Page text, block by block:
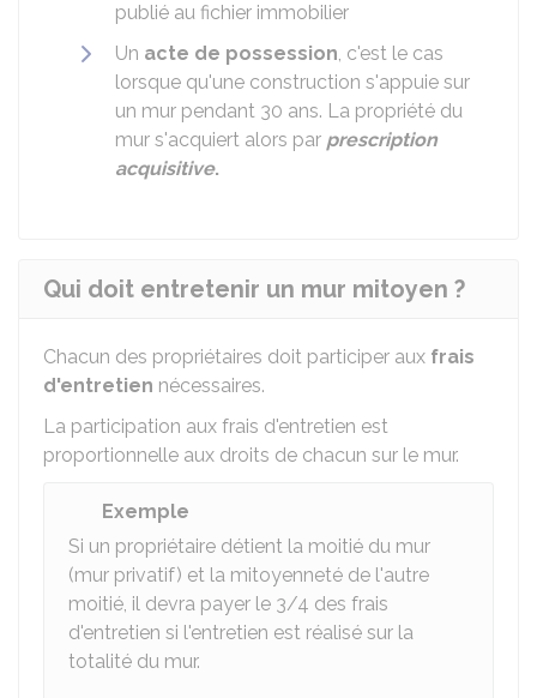
publié au fichier immobilier
Un acte de possession, c'est le cas
lorsque qu'une construction s'appuie sur
un mur pendant 30 ans. La propriété du
mur s'acquiert alors par prescription
acquisitive.
Qui doit entretenir un mur mitoyen ?
Chacun des propriétaires doit participer aux frais
d'entretien nécessaires.
La participation aux frais d'entretien est
proportionnelle aux droits de chacun sur le mur.
Exemple
Si un propriétaire détient la moitié du mur
(mur privatif) et la mitoyenneté de l'autre
moitié, il devra payer le 3/4 des frais
d'entretien si l'entretien est réalisé sur la
totalité du mur.